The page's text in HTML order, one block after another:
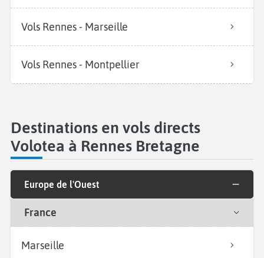
Vols Rennes - Marseille
Vols Rennes - Montpellier
Destinations en vols directs
Volotea à Rennes Bretagne
Europe de l'Ouest
France
Marseille